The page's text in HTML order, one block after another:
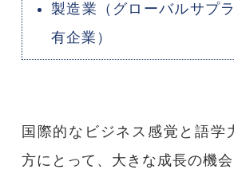
製造業（グローバルサプ
有企業）
国際的なビジネス感覚と語学
方にとって、大きな成長の機会